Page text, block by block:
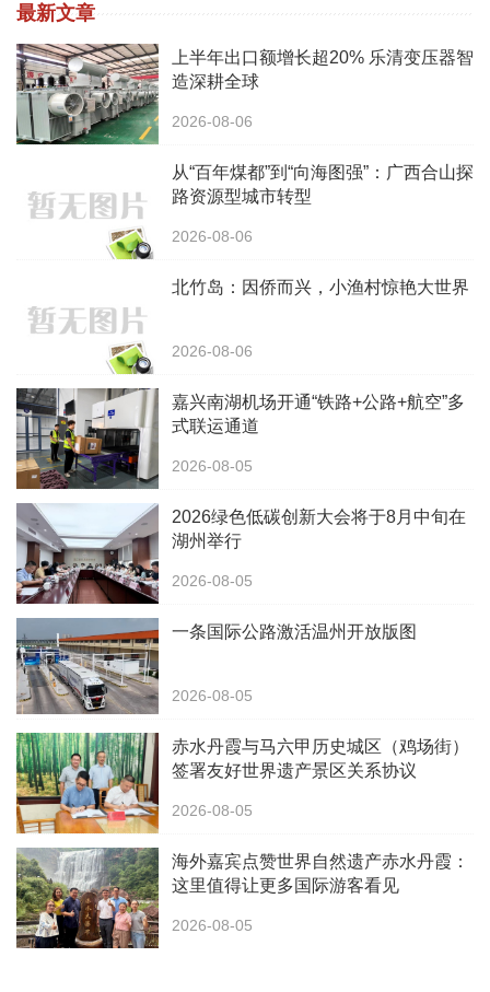
最新文章
上半年出口额增长超20% 乐清变压器智
造深耕全球
2026-08-06
从“百年煤都”到“向海图强”：广西合山探
路资源型城市转型
2026-08-06
北竹岛：因侨而兴，小渔村惊艳大世界
2026-08-06
嘉兴南湖机场开通“铁路+公路+航空”多
式联运通道
2026-08-05
2026绿色低碳创新大会将于8月中旬在
湖州举行
2026-08-05
一条国际公路激活温州开放版图
2026-08-05
赤水丹霞与马六甲历史城区（鸡场街）
签署友好世界遗产景区关系协议
2026-08-05
海外嘉宾点赞世界自然遗产赤水丹霞：
这里值得让更多国际游客看见
2026-08-05